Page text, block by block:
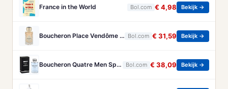
France in the World Bol.com € 4,98 Bekijk →
Boucheron Place Vendôme eau de parfum voor dames - Oriëntaals-houtachtig - 100 ml Bol.com € 31,59 Bekijk →
Boucheron Quatre Men Spray - 100 ml - Eau De Toilette Bol.com € 38,09 Bekijk →